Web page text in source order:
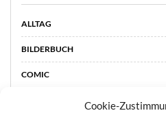
Cookie-
ALLTAG
BILDERBUCH
COMIC